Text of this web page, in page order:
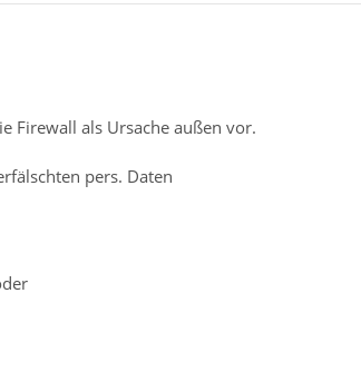
Firewall als Ursache außen vor.
pers. Daten